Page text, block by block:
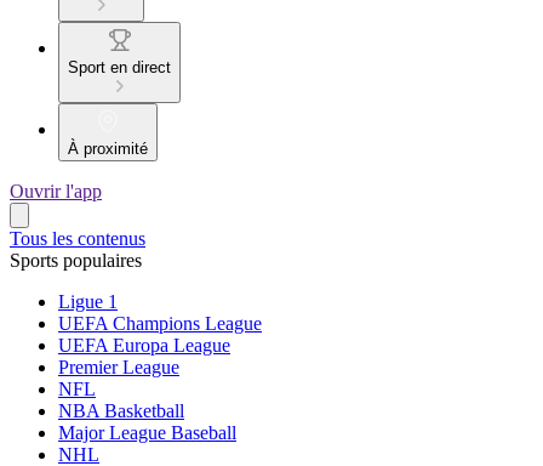
Sport en direct
À proximité
Ouvrir l'app
Tous les contenus
Sports populaires
Ligue 1
UEFA Champions League
UEFA Europa League
Premier League
NFL
NBA Basketball
Major League Baseball
NHL